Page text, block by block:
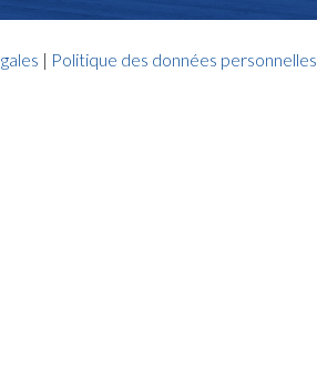
| Politique des données personnelles